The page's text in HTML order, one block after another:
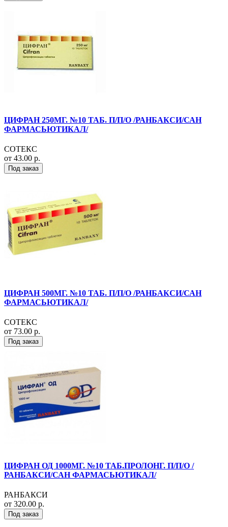
ЦИФРАН 250МГ. №10 ТАБ. П/П/О /РАНБАКСИ/САН
ФАРМАСЬЮТИКАЛ/
СОТЕКС
от 43.00 р.
Под заказ
ЦИФРАН 500МГ. №10 ТАБ. П/П/О /РАНБАКСИ/САН
ФАРМАСЬЮТИКАЛ/
СОТЕКС
от 73.00 р.
Под заказ
ЦИФРАН ОД 1000МГ. №10 ТАБ.ПРОЛОНГ. П/П/О /
РАНБАКСИ/САН ФАРМАСЬЮТИКАЛ/
РАНБАКСИ
от 320.00 р.
Под заказ